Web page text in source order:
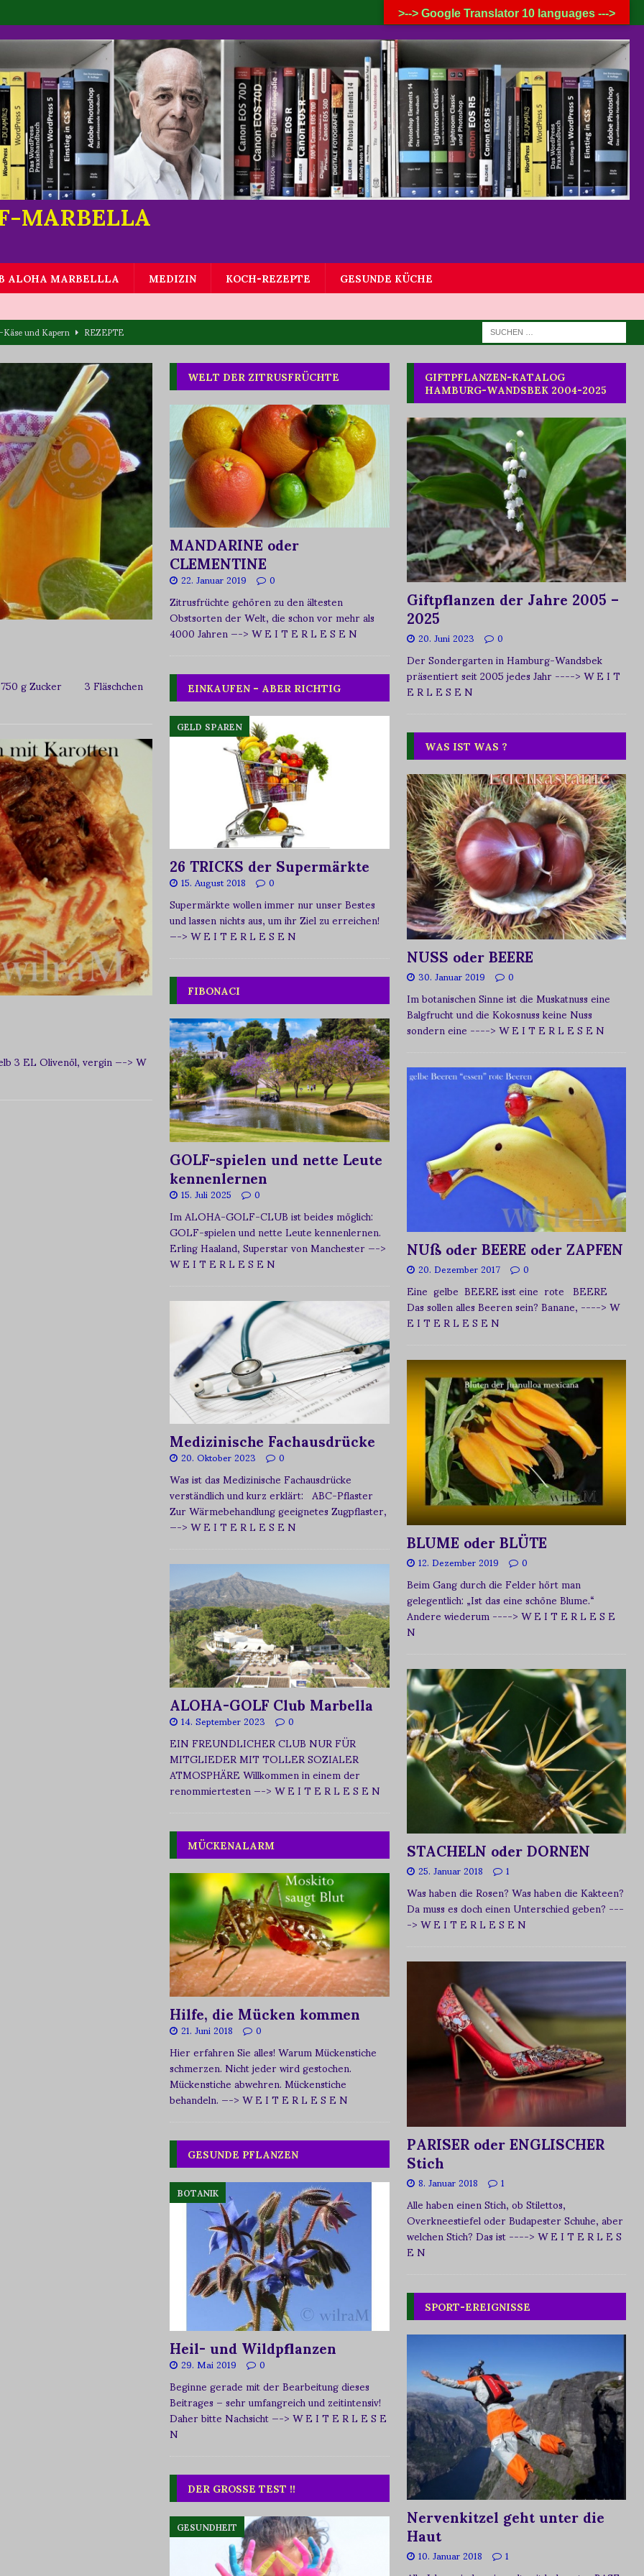
6. AUGUST 2026
MARBELLA
ALOHA MARBELLLA MEDIZIN KOCH-REZEPTE GESUNDE KÜCHE
und Kapern REZEPTE
oder Buschpflaume? ERNÄHRUNG
g Zucker 3 Fläschchen
3 EL Olivenöl, vergin—-> W
WELT DER ZITRUSFRÜCHTE
MANDARINE oder
CLEMENTINE
22. Januar 2019 0
Zitrusfrüchte gehören zu den ältesten
Obstsorten der Welt, die schon vor mehr als
4000 Jahren—-> W E I T E R L E S E N
EINKAUFEN – ABER RICHTIG
GELD SPAREN
26 TRICKS der Supermärkte
15. August 2018 0
Supermärkte wollen immer nur unser Bestes
und lassen nichts aus, um ihr Ziel zu erreichen!
—-> W E I T E R L E S E N
FIBONACI
GOLF-spielen und nette Leute
kennenlernen
15. Juli 2025 0
Im ALOHA-GOLF-CLUB ist beides möglich:
GOLF-spielen und nette Leute kennenlernen.
Erling Haaland, Superstar von Manchester—->
W E I T E R L E S E N
Medizinische Fachausdrücke
20. Oktober 2023 0
Was ist das Medizinische Fachausdrücke
verständlich und kurz erklärt: ABC-Pflaster
Zur Wärmebehandlung geeignetes Zugpflaster,
—-> W E I T E R L E S E N
ALOHA-GOLF Club Marbella
14. September 2023 0
EIN FREUNDLICHER CLUB NUR FÜR
MITGLIEDER MIT TOLLER SOZIALER
ATMOSPHÄRE Willkommen in einem der
renommiertesten—-> W E I T E R L E S E N
MÜCKENALARM
Hilfe, die Mücken kommen
21. Juni 2018 0
Hier erfahren Sie alles! Warum Mückenstiche
schmerzen. Nicht jeder wird gestochen.
Mückenstiche abwehren. Mückenstiche
behandeln.—-> W E I T E R L E S E N
GESUNDE PFLANZEN
BOTANIK
Heil- und Wildpflanzen
29. Mai 2019 0
Beginne gerade mit der Bearbeitung dieses
Beitrages – sehr umfangreich und zeitintensiv!
Daher bitte Nachsicht—-> W E I T E R L E S E
N
DER GROSSE TEST !!
GESUNDHEIT
GIFTPFLANZEN-KATALOG
HAMBURG-WANDSBEK 2004-2025
Giftpflanzen der Jahre 2005 –
2025
20. Juni 2023 0
Der Sondergarten in Hamburg-Wandsbek
präsentiert seit 2005 jedes Jahr----> W E I T
E R L E S E N
WAS IST WAS ?
NUSS oder BEERE
30. Januar 2019 0
Im botanischen Sinne ist die Muskatnuss eine
Balgfrucht und die Kokosnuss keine Nuss
sondern eine----> W E I T E R L E S E N
NUß oder BEERE oder ZAPFEN
20. Dezember 2017 0
Eine gelbe BEERE isst eine rote BEERE
Das sollen alles Beeren sein? Banane,----> W
E I T E R L E S E N
BLUME oder BLÜTE
12. Dezember 2019 0
Beim Gang durch die Felder hört man
gelegentlich: „Ist das eine schöne Blume.“
Andere wiederum----> W E I T E R L E S E
N
STACHELN oder DORNEN
25. Januar 2018 1
Was haben die Rosen? Was haben die Kakteen?
Da muss es doch einen Unterschied geben?---
-> W E I T E R L E S E N
PARISER oder ENGLISCHER
Stich
8. Januar 2018 1
Alle haben einen Stich, ob Stilettos,
Overkneestiefel oder Budapester Schuhe, aber
welchen Stich? Das ist----> W E I T E R L E S
E N
SPORT-EREIGNISSE
Nervenkitzel geht unter die
Haut
10. Januar 2018 1
>--> Google Translator 10 languages --->